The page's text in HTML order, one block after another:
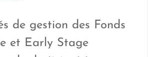
de gestion des Fonds
et Early Stage